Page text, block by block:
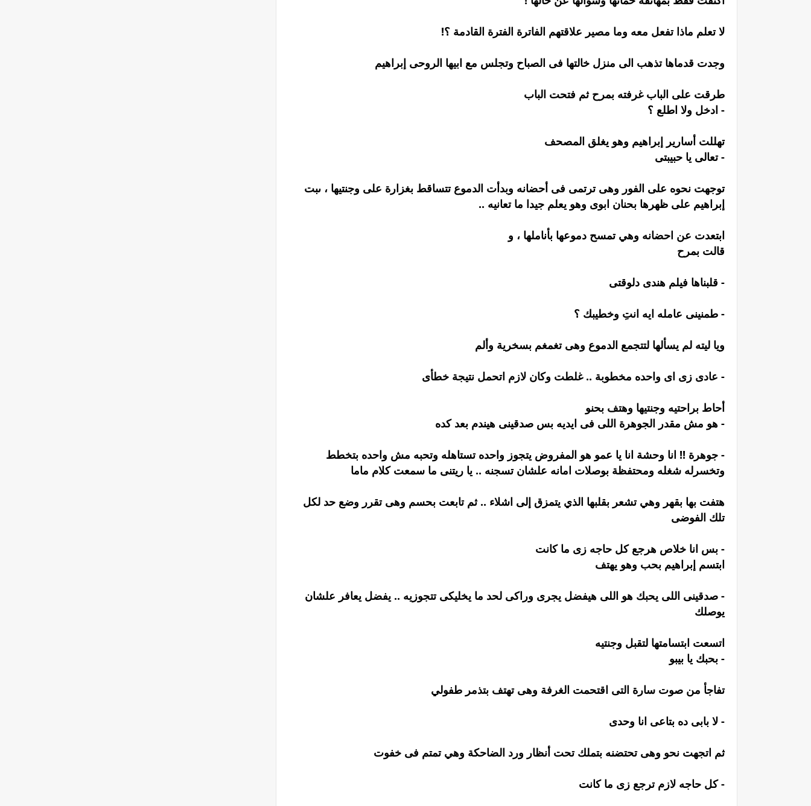
لا تعلم ماذا تفعل معه وما مصير علاقتهم الفاترة الفترة القادمة ؟!
وجدت قدماها تذهب الى منزل خالتها فى الصباح وتجلس مع ابيها الروحى إبراهيم
طرقت على الباب غرفته بمرح ثم فتحت الباب
- ادخل ولا اطلع ؟
تهللت أسارير إبراهيم وهو يغلق المصحف
- تعالى يا حبيبتى
توجهت نحوه على الفور وهى ترتمى فى أحضانه وبدأت الدموع تتساقط بغزارة على وجنتيها ، ىبت
إبراهيم على ظهرها بحنان ابوى وهو يعلم جيدا ما تعانيه ..
ابتعدت عن احضانه وهي تمسح دموعها بأناملها ، و
قالت بمرح
- قلبناها فيلم هندى دلوقتى
- طمنينى عامله ايه انتِ وخطيبك ؟
ويا ليته لم يسألها لتتجمع الدموع وهى تغمغم بسخرية وألم
- عادى زى اى واحده مخطوبة .. غلطت وكان لازم اتحمل نتيجة خطأى
أحاط براحتيه وجنتيها وهتف بحنو
- هو مش مقدر الجوهرة اللى فى ايديه بس صدقينى هيندم بعد كده
- جوهرة !! انا وحشة انا يا عمو هو المفروض يتجوز واحده تستاهله وتحبه مش واحده بتخطط
وتخسرله شغله ومحتفظة بوصلات امانه علشان تسجنه .. يا ريتنى ما سمعت كلام ماما
هتفت بها بقهر وهي تشعر بقلبها الذي يتمزق إلى اشلاء .. ثم تابعت بحسم وهى تقرر وضع حد لكل
تلك الفوضى
- بس انا خلاص هرجع كل حاجه زى ما كانت
ابتسم إبراهيم بحب وهو يهتف
- صدقينى اللى يحبك هو اللى هيفضل يجرى وراكى لحد ما يخليكى تتجوزيه .. يفضل يعافر علشان
يوصلك
اتسعت ابتسامتها لتقبل وجنتيه
- بحبك يا بيبو
تفاجأ من صوت سارة التى اقتحمت الغرفة وهى تهتف بتذمر طفولي
- لا بابى ده بتاعى انا وحدى
ثم اتجهت نحو وهى تحتضنه بتملك تحت أنظار ورد الضاحكة وهي تمتم فى خفوت
- كل حاجه لازم ترجع زى ما كانت